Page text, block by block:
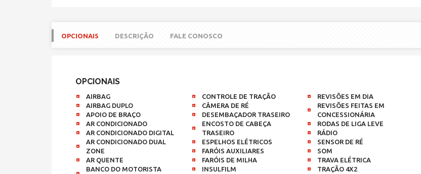
OPCIONAIS DESCRIÇÃO FALE CONOSCO
OPCIONAIS
AIRBAG
AIRBAG DUPLO
APOIO DE BRAÇO
AR CONDICIONADO
AR CONDICIONADO DIGITAL
AR CONDICIONADO DUAL
ZONE
AR QUENTE
BANCO DO MOTORISTA
CONTROLE DE TRAÇÃO
CÂMERA DE RÉ
DESEMBAÇADOR TRASEIRO
ENCOSTO DE CABEÇA
TRASEIRO
ESPELHOS ELÉTRICOS
FARÓIS AUXILIARES
FARÓIS DE MILHA
INSULFILM
REVISÕES EM DIA
REVISÕES FEITAS EM
CONCESSIONÁRIA
RODAS DE LIGA LEVE
RÁDIO
SENSOR DE RÉ
SOM
TRAVA ELÉTRICA
TRAÇÃO 4X2